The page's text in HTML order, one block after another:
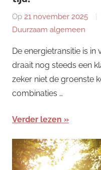
Op 21 november 2025
Duurzaam algemeen
De energietransitie is
draait nog steeds een
zeker niet de groenste
combinaties …
Verder lezen